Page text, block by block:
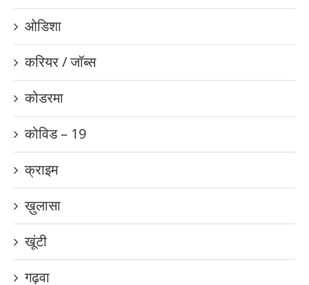
ओडिशा
करियर / जॉब्स
कोडरमा
कोविड – 19
क्राइम
ख़ुलासा
खूंटी
गढ़वा